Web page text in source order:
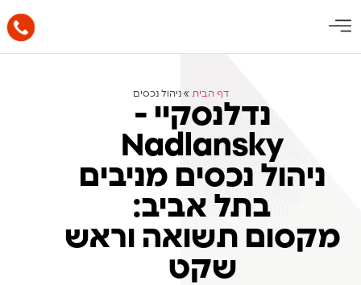
דף הבית »ניהול נכסים
נדלנסקיי -
Nadlansky
ניהול נכסים מניבים
בתל אביב:
מקסום תשואה וראש
שקט